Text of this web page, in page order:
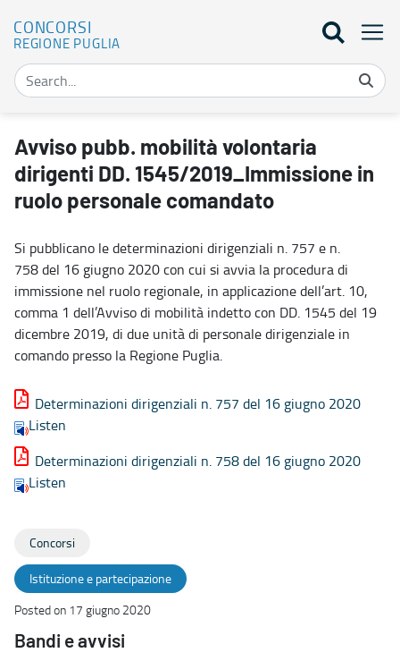
CONCORSI
REGIONE PUGLIA
Avviso pubb. mobilità volontaria dirigenti DD. 1545/
Avviso pubb. mobilità volontaria
dirigenti DD. 1545/2019_Immissione in
ruolo personale comandato
Si pubblicano le determinazioni dirigenziali n. 757 e n.
758 del 16 giugno 2020 con cui si avvia la procedura di
immissione nel ruolo regionale, in applicazione dell’art. 10,
comma 1 dell’Avviso di mobilità indetto con DD. 1545 del 19
dicembre 2019, di due unità di personale dirigenziale in
comando presso la Regione Puglia.
Determinazioni dirigenziali n. 757 del 16 giugno 2020
Listen
Determinazioni dirigenziali n. 758 del 16 giugno 2020
Listen
Concorsi
Istituzione e partecipazione
Posted on 17 giugno 2020
Bandi e avvisi